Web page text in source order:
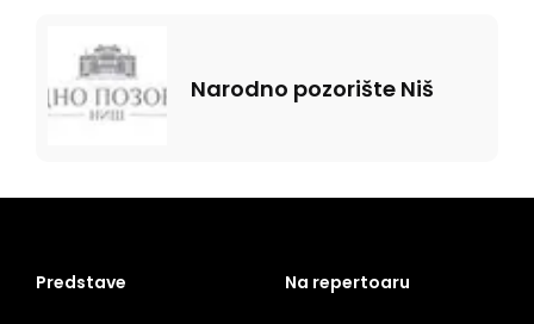
Narodno pozorište Niš
Predstave Na repertoaru